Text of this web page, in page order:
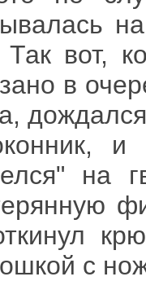
Так вот,
в
на
с